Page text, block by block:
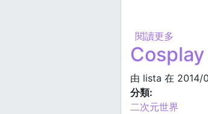
閱讀更多
由 lista 在 2014/
分類:
二次元世界